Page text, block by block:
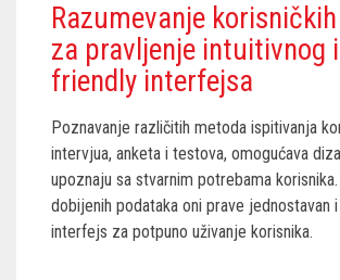
Razumevanje
za pravljenje intuitivnog
friendly interfejsa
Poznavanje različitih metoda ispitivanja
intervjua, anketa i testova, omogućava
upoznaju sa stvarnim potrebama
dobijenih podataka oni prave jednostavan
interfejs za potpuno uživanje korisnika.